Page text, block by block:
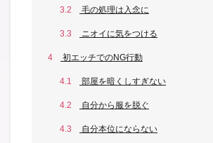
3.2 毛の処理は入念に
3.3 ニオイに気をつける
4 初エッチでのNG行動
4.1 部屋を暗くしすぎない
4.2 自分から服を脱ぐ
4.3 自分本位にならない